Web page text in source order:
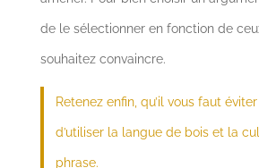
de le sélectionner en fonction de
souhaitez convaincre.
Retenez enfin, qu’il vous faut
d’utiliser la langue de bois et la
phrase.